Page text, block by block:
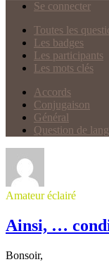
Se connecter
Toutes les
Les badges
Les participants
Les mots clés
Accords
Conjugaison
Général
Question de
Amateur éclairé
Ainsi, …
Bonsoir,